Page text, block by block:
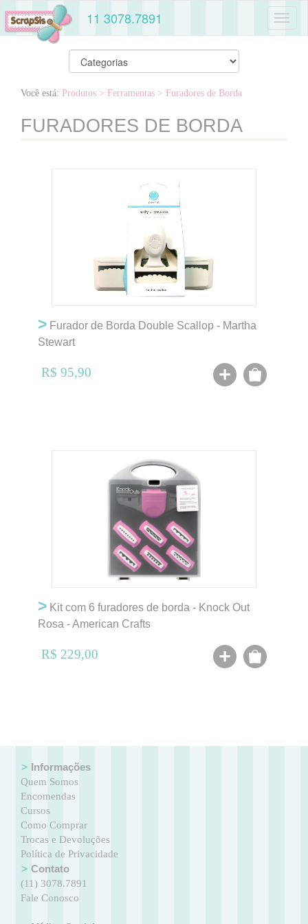
11 3078.7891
Você está: Produtos > Ferramentas > Furadores de Borda
FURADORES DE BORDA
> Furador de Borda Double Scallop - Martha
Stewart
R$ 95,90
> Kit com 6 furadores de borda - Knock Out
Rosa - American Crafts
R$ 229,00
Informações
Quem Somos
Encomendas
Cursos
Como Comprar
Trocas e Devoluções
Política de Privacidade
Contato
(11) 3078.7891
Fale Conosco